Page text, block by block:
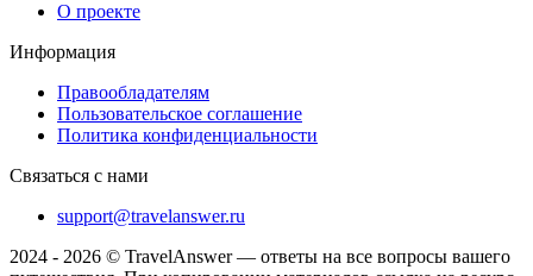
О проекте
Информация
Правообладателям
Пользовательское соглашение
Политика конфиденциальности
Связаться с нами
support@travelanswer.ru
2024 - 2026 © TravelAnswer — ответы на все вопросы вашего